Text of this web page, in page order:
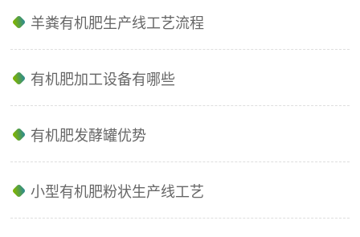
机肥生产线成套设备主要由发酵系统、干燥系统、除
羊粪有机肥生产线工艺流程
有机肥加工设备有哪些
有机肥发酵罐优势
小型有机肥粉状生产线工艺